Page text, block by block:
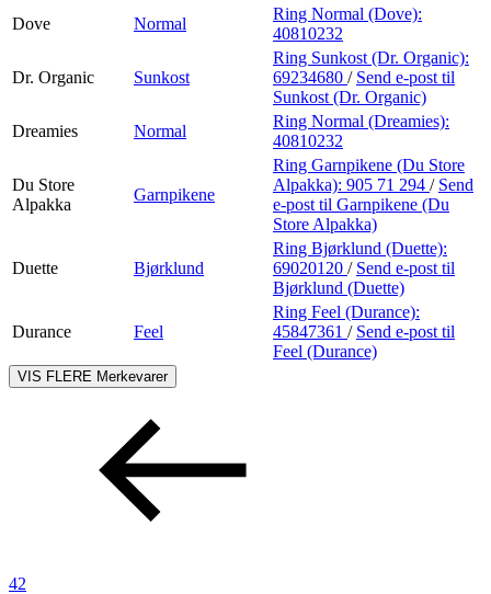
Dove
Normal
Ring Normal (Dove):
40810232
Dr. Organic Sunkost
Ring Sunkost (Dr. Organic):
69234680 / Send e-post til
Sunkost (Dr. Organic)
Dreamies
Normal
Ring Normal (Dreamies):
40810232
Du Store
Alpakka
Garnpikene
Ring Garnpikene (Du Store
Alpakka): 905 71 294 / Send
e-post til Garnpikene (Du
Store Alpakka)
Duette Bjørklund
Ring Bjørklund (Duette):
69020120 / Send e-post til
Bjørklund (Duette)
Durance Feel
Ring Feel (Durance):
45847361 / Send e-post til
Feel (Durance)
VIS FLERE Merkevarer
42